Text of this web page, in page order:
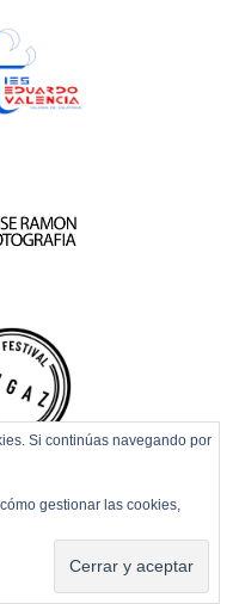
Si continúas navegando por
gestionar las cookies,